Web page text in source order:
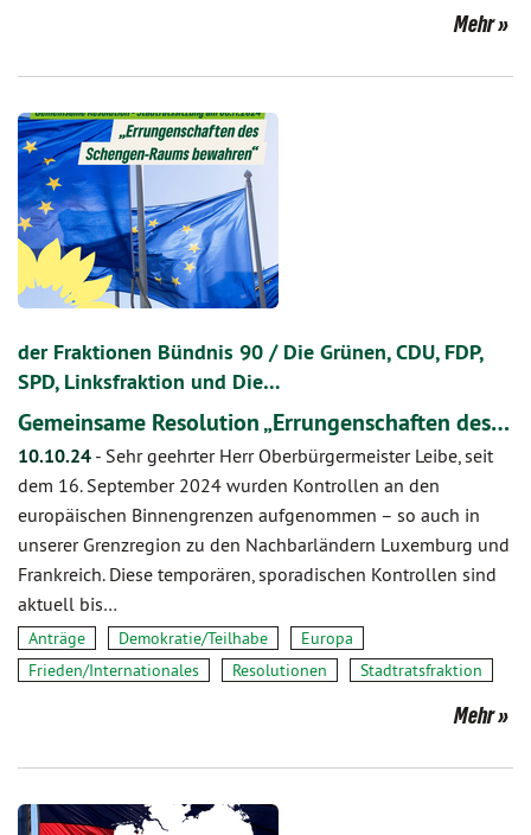
Mehr
der Fraktionen Bündnis 90 / Die Grünen, CDU, FDP,
SPD, Linksfraktion und Die…
Gemeinsame Resolution „Errungenschaften des…
10.10.24 - Sehr geehrter Herr Oberbürgermeister Leibe, seit
dem 16. September 2024 wurden Kontrollen an den
europäischen Binnengrenzen aufgenommen – so auch in
unserer Grenzregion zu den Nachbarländern Luxemburg und
Frankreich. Diese temporären, sporadischen Kontrollen sind
aktuell bis…
Anträge Demokratie/Teilhabe
Europa
Frieden/Internationales
Resolutionen Stadtratsfraktion
Mehr